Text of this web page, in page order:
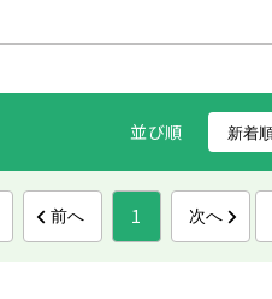
並び順
前へ 1 次へ